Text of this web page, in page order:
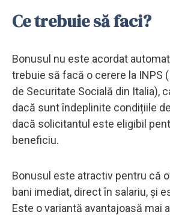
Ce trebuie să faci?
Bonusul nu este acordat
trebuie să facă o cerere la INPS
de Securitate Socială din Italia),
dacă sunt îndeplinite condițiile
dacă solicitantul este eligibil
beneficiu.
Bonusul este atractiv pentru că
bani imediat, direct în salariu, și
Este o variantă avantajoasă mai